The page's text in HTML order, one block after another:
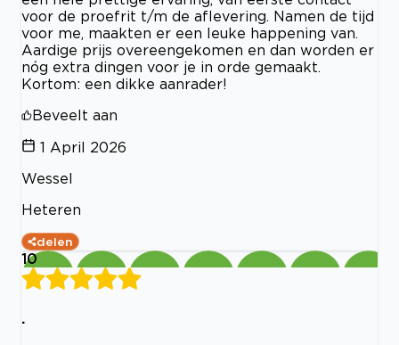
voor de proefrit t/m de aflevering. Namen de tijd
voor me, maakten er een leuke happening van.
Aardige prijs overeengekomen en dan worden er
nóg extra dingen voor je in orde gemaakt.
Kortom: een dikke aanrader!
Beveelt aan
1 April 2026
Wessel
Heteren
delen
10
.